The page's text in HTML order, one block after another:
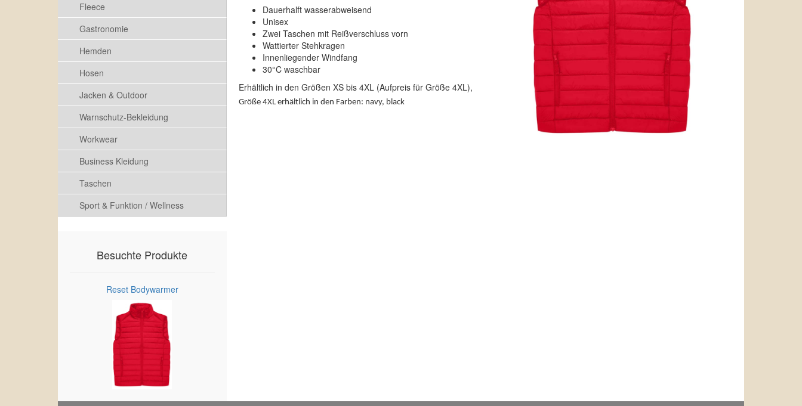
Fleece
Gastronomie
Hemden
Hosen
Jacken & Outdoor
Warnschutz-Bekleidung
Workwear
Business Kleidung
Taschen
Sport & Funktion / Wellness
Besuchte Produkte
Reset Bodywarmer
Dauerhalft wasserabweisend
Unisex
Zwei Taschen mit Reißverschluss vorn
Wattierter Stehkragen
Innenliegender Windfang
30°C waschbar
Erhältlich in den Größen XS bis 4XL (Aufpreis für Größe 4XL),
Größe 4XL erhältlich in den Farben: navy, black